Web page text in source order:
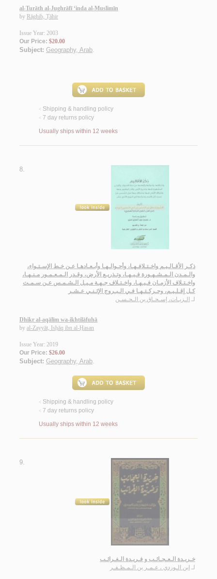
al-Turāth al-Jughrāfī ‘inda al-Muslimīn
by Rāghib, Ṭāhir
Issue Year: 2003
Our Price: $20.00
Subject: Geography, Arab.
< Shipping & handling policy
< 7 day returns policy
Usually ships within 12 weeks
8.
ذكـر الأقـالـيـم واخـتـلافـهـا، وأحـوالـهـا وأبـعـادهـا عـن خـط الإسـتـواء،
والـمـدن الـمـشـهـورة فـيـهـا، وتـذريـع الأرض، وقـدر الـمـعـمـور مـنـهـا،
واخـتـلاف الأزمـان فـيـهـا، واخـتـلاف جـهـة مـيـل الـشـمـس عـن سـمـت
كـل إقـلـيـم، وحـركـتـهـا فـي الـبـروج الإثـنـي عـشـر
لـ الـزيـات، إسـحـاق بن الـحـسـن
Dhikr al-aqālīm wa-ikhtilāfuhā
by al-Zayyāt, Isḥāq ibn al-Ḥasan
Issue Year: 2019
Our Price: $26.00
Subject: Geography, Arab.
< Shipping & handling policy
< 7 day returns policy
Usually ships within 12 weeks
9.
خـريـدة الـعـجـائـب و فـريـدة الـغـرائـب
لـ ابن الـوردي ، عـمـر بن الـمـظـفـر